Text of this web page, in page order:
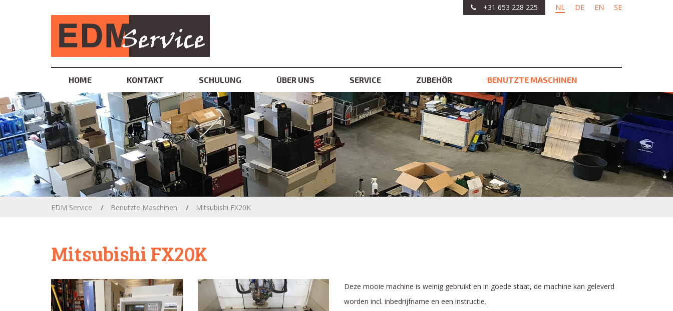
+31 653 228 225 NL DE EN SE
HOME KONTAKT SCHULUNG ÜBER UNS SERVICE ZUBEHÖR BENUTZTE MASCHINEN
EDM Service Benutzte Maschinen Mitsubishi FX20K
Mitsubishi FX20K
Deze mooie machine is weinig gebruikt en in goede staat, de machine kan geleverd
worden incl. inbedrijfname en een instructie.